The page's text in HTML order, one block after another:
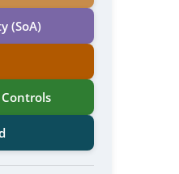
(SoA)